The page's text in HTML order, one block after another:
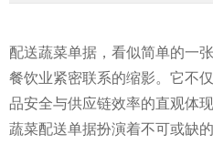
配送蔬菜单据，看似简单的一
餐饮业紧密联系的缩影。它不
品安全与供应链效率的直观体
蔬菜配送单据扮演着不可或缺